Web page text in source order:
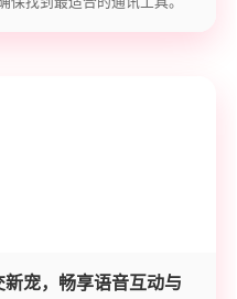
宠，畅享语音互动与